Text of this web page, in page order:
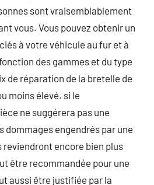
sont vraisemblablement
vous. Vous pouvez obtenir un
à votre véhicule au fur et à
des gammes et du type
de réparation de la bretelle de
moins élevé. si le
ne suggérera pas une
dommages engendrés par une
encore bien plus
être recommandée pour une
aussi être justifiée par la